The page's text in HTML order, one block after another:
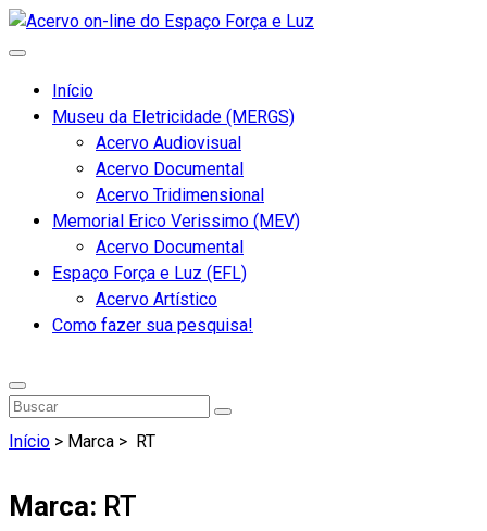
Início
Museu da Eletricidade (MERGS)
Acervo Audiovisual
Acervo Documental
Acervo Tridimensional
Memorial Erico Verissimo (MEV)
Acervo Documental
Espaço Força e Luz (EFL)
Acervo Artístico
Como fazer sua pesquisa!
Início > Marca > RT
Marca: RT